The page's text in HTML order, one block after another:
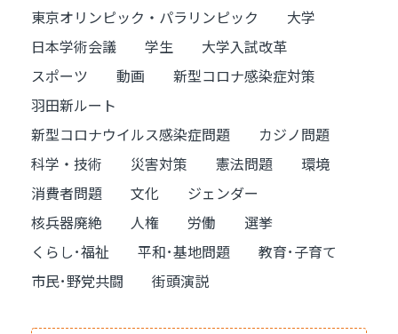
東京オリンピック・パラリンピック
大学
日本学術会議
学生
大学入試改革
スポーツ
動画
新型コロナ感染症対策
羽田新ルート
新型コロナウイルス感染症問題
カジノ問題
科学・技術
災害対策 憲法問題
環境
消費者問題
文化
ジェンダー
核兵器廃絶
人権 労働
選挙
くらし･福祉
平和･基地問題
教育･子育て
市民･野党共闘
街頭演説